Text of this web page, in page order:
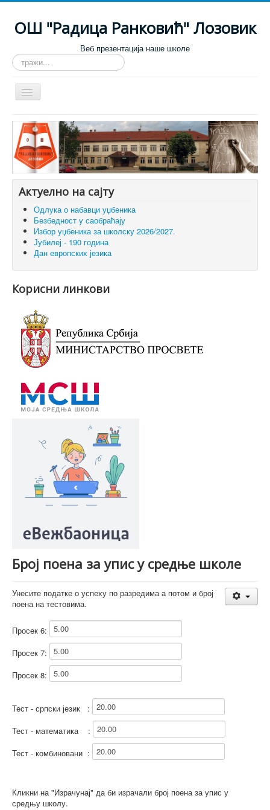
ОШ "Радица Ранковић" Лозовик
Веб презентација наше школе
тражи...
Искључи
навигацију
Почетна
О школи
Настава
За ученике
Огласна табла
Галерија
Вести
Актуелно на сајту
Одлука о набавци уџбеника
Безбедност у саобраћају
Избор уџбеника за школску 2026/2027.
Јубилеј - 190 година
Дан европских језика
Корисни линкови
Број поена за упис у средње школе
Унесите податке о успеху по разредима а потом и број
поена на тестовима.
Просек 6:
Просек 7:
Просек 8:
Тест - српски језик :
Тест - математика :
Тест - комбиновани :
Кликни на "Израчунај" да би израчали број поена за упис у
средњу школу.